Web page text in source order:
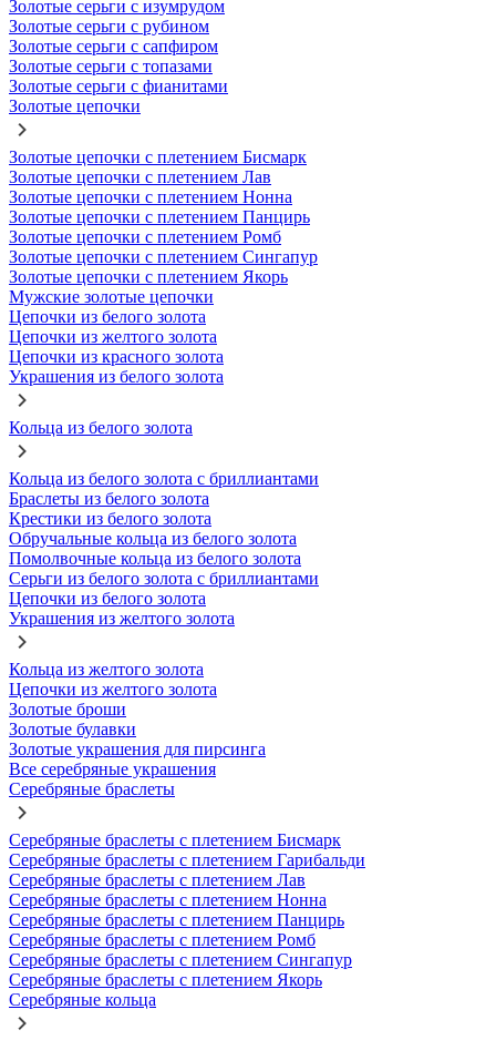
Золотые серьги с изумрудом
Золотые серьги с рубином
Золотые серьги с сапфиром
Золотые серьги с топазами
Золотые серьги с фианитами
Золотые цепочки
Золотые цепочки с плетением Бисмарк
Золотые цепочки с плетением Лав
Золотые цепочки с плетением Нонна
Золотые цепочки с плетением Панцирь
Золотые цепочки с плетением Ромб
Золотые цепочки с плетением Сингапур
Золотые цепочки с плетением Якорь
Мужские золотые цепочки
Цепочки из белого золота
Цепочки из желтого золота
Цепочки из красного золота
Украшения из белого золота
Кольца из белого золота
Кольца из белого золота с бриллиантами
Браслеты из белого золота
Крестики из белого золота
Обручальные кольца из белого золота
Помолвочные кольца из белого золота
Серьги из белого золота с бриллиантами
Цепочки из белого золота
Украшения из желтого золота
Кольца из желтого золота
Цепочки из желтого золота
Золотые броши
Золотые булавки
Золотые украшения для пирсинга
Все серебряные украшения
Серебряные браслеты
Серебряные браслеты с плетением Бисмарк
Серебряные браслеты с плетением Гарибальди
Серебряные браслеты с плетением Лав
Серебряные браслеты с плетением Нонна
Серебряные браслеты с плетением Панцирь
Серебряные браслеты с плетением Ромб
Серебряные браслеты с плетением Сингапур
Серебряные браслеты с плетением Якорь
Серебряные кольца